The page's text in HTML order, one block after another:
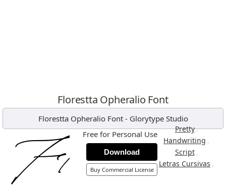
Florestta Opheralio Font
Florestta Opheralio Font- Glorytype Studio
Pretty,
Handwriting ,
Script ,
Letras Cursivas ,
Free for Personal Use
Download
Buy Commercial License